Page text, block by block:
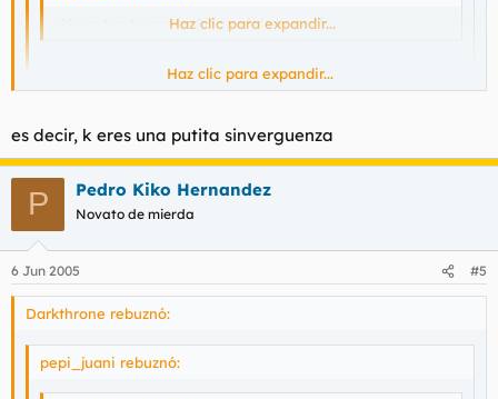
¿Y yo donde posteo? ¿en el de putas?
Haz clic para expandir...
Si y yo kreo ke vas a tener xito pro k eres barata
Haz clic para expandir...
próxima vez.
Haz clic para expandir...
es decir, k eres una putita sinverguenza
P Pedro Kiko Hernandez
Novato de mierda
6 Jun 2005 #5
Darkthrone rebuznó:
pepi_juani rebuznó: